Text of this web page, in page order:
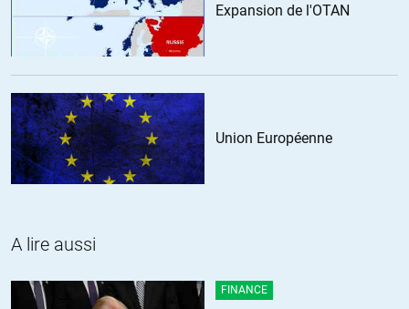
Expansion de l'OTAN
Union Européenne
A lire aussi
FINANCE